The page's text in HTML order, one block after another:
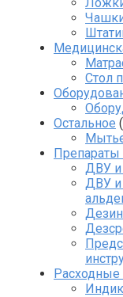
Стол
Остальное
Препараты
ДВУ и
ДВУ и
Расходные